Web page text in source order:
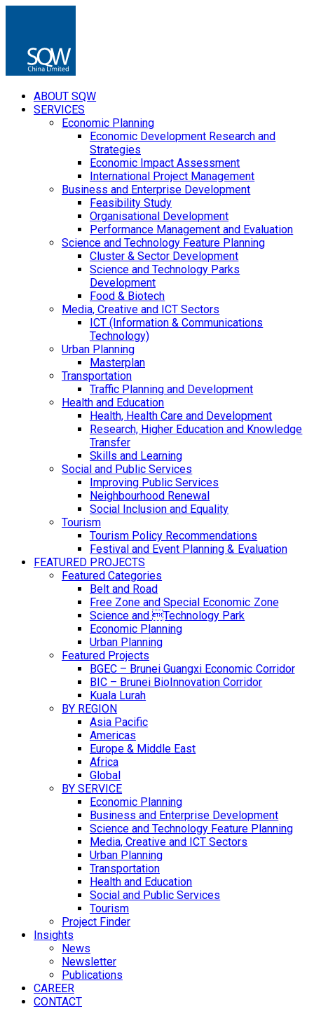
ABOUT SQW
SERVICES
Economic Planning
Economic Development Research and
Strategies
Economic Impact Assessment
International Project Management
Business and Enterprise Development
Feasibility Study
Organisational Development
Performance Management and Evaluation
Science and Technology Feature Planning
Cluster & Sector Development
Science and Technology Parks
Development
Food & Biotech
Media, Creative and ICT Sectors
ICT (Information & Communications
Technology)
Urban Planning
Masterplan
Transportation
Traffic Planning and Development
Health and Education
Health, Health Care and Development
Research, Higher Education and Knowledge
Transfer
Skills and Learning
Social and Public Services
Improving Public Services
Neighbourhood Renewal
Social Inclusion and Equality
Tourism
Tourism Policy Recommendations
Festival and Event Planning & Evaluation
FEATURED PROJECTS
Featured Categories
Belt and Road
Free Zone and Special Economic Zone
Science and Technology Park
Economic Planning
Urban Planning
Featured Projects
BGEC – Brunei Guangxi Economic Corridor
BIC – Brunei BioInnovation Corridor
Kuala Lurah
BY REGION
Asia Pacific
Americas
Europe & Middle East
Africa
Global
BY SERVICE
Economic Planning
Business and Enterprise Development
Science and Technology Feature Planning
Media, Creative and ICT Sectors
Urban Planning
Transportation
Health and Education
Social and Public Services
Tourism
Project Finder
Insights
News
Newsletter
Publications
CAREER
CONTACT